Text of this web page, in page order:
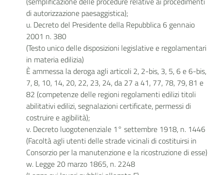
di autorizzazione paesaggistica);
u. Decreto del Presidente della Repubblica 6 gennaio
2001 n. 380
(Testo unico delle disposizioni legislative e regolamentari
in materia edilizia)
È ammessa la deroga agli articoli 2, 2-bis, 3, 5, 6 e 6-bis,
7, 8, 10, 14, 20, 22, 23, 24, da 27 a 41, 77, 78, 79, 81 e
82 (competenze delle regioni regolamenti edilizi titoli
abilitativi edilizi, segnalazioni certificate, permessi di
costruire e agibilità);
v. Decreto luogotenenziale 1° settembre 1918, n. 1446
(Facoltà agli utenti delle strade vicinali di costituirsi in
Consorzio per la manutenzione e la ricostruzione di esse)
w. Legge 20 marzo 1865, n. 2248